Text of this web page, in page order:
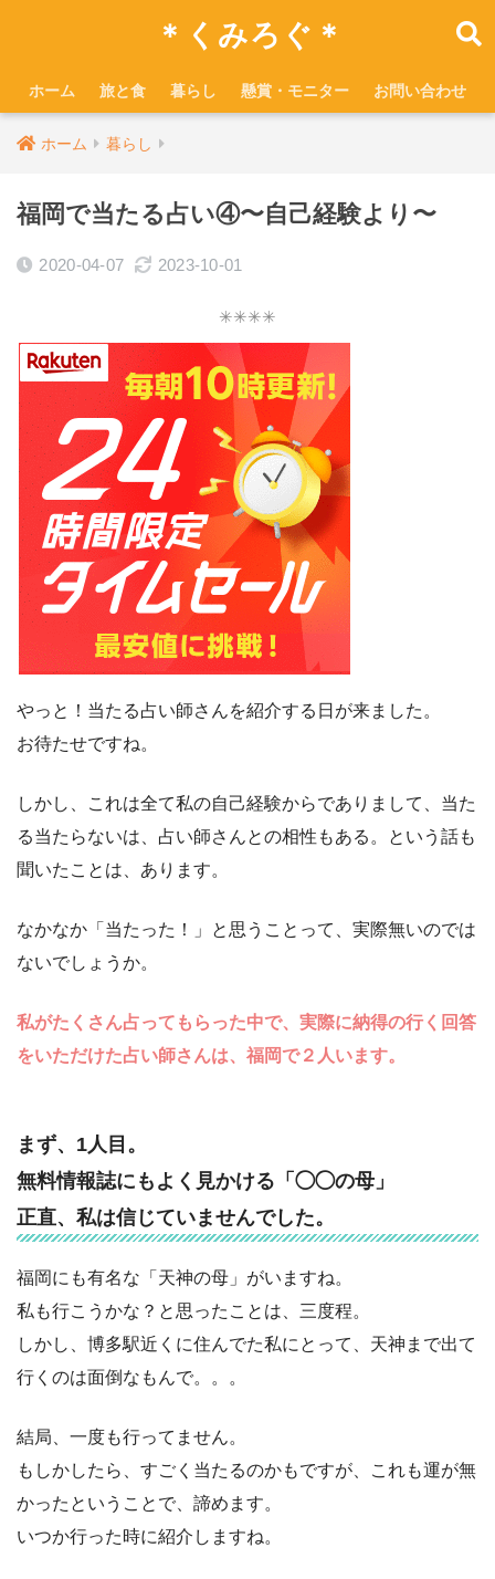
＊くみろぐ＊
ホーム 旅と食 暮らし 懸賞・モニター お問い合わせ
ホーム 暮らし
福岡で当たる占い④〜自己経験より〜
2020-04-07 2023-10-01
✳︎✳︎✳︎✳︎
やっと！当たる占い師さんを紹介する日が来ました。
お待たせですね。
しかし、これは全て私の自己経験からでありまして、当た
る当たらないは、占い師さんとの相性もある。という話も
聞いたことは、あります。
なかなか「当たった！」と思うことって、実際無いのでは
ないでしょうか。
私がたくさん占ってもらった中で、実際に納得の行く回答
をいただけた占い師さんは、福岡で２人います。
まず、1人目。
無料情報誌にもよく見かける「◯◯の母」
正直、私は信じていませんでした。
福岡にも有名な「天神の母」がいますね。
私も行こうかな？と思ったことは、三度程。
しかし、博多駅近くに住んでた私にとって、天神まで出て
行くのは面倒なもんで。。。
結局、一度も行ってません。
もしかしたら、すごく当たるのかもですが、これも運が無
かったということで、諦めます。
いつか行った時に紹介しますね。